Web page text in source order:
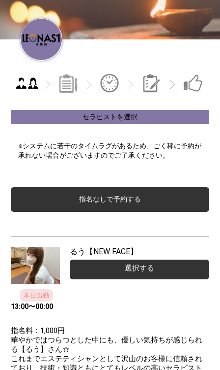
セラピストを選択
※システムに若干のタイムラグがあるため、ごく稀に予約が
承れない場合がございますのでご了承ください。
指名なしで予約する
本日出勤
13:00〜00:00
指名料：1,000円
華やかではつらつとした中にも、優しい気持ちが感じられ
る【るう】さん☆
これまでエステティシャンとして沢山のお客様に信頼され
ており、技術・知識ともにとてもレベルの高いセラピスト
るう【NEW FACE】
選択する